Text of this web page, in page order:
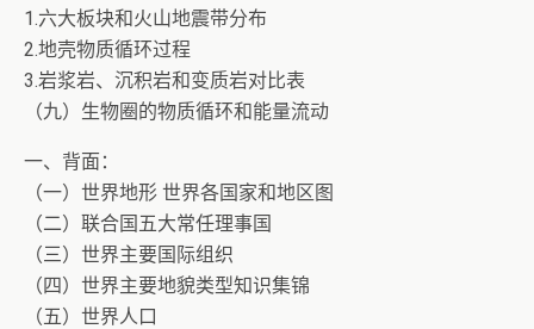
1.六大板块和火山地震带分布
2.地壳物质循环过程
3.岩浆岩、沉积岩和变质岩对比表
（九）生物圈的物质循环和能量流动
一、背面：
（一）世界地形 世界各国家和地区图
（二）联合国五大常任理事国
（三）世界主要国际组织
（四）世界主要地貌类型知识集锦
（五）世界人口